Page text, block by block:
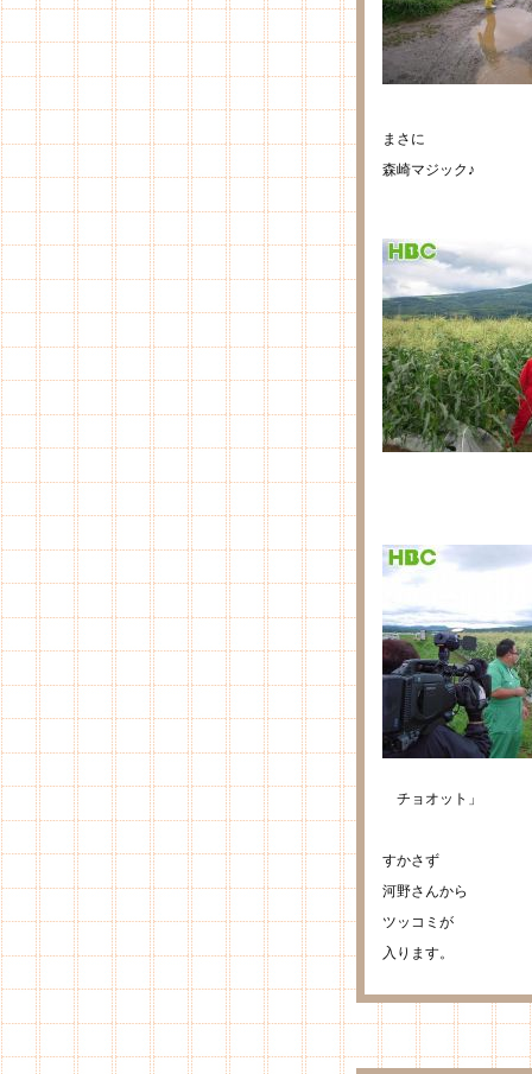
まさに
森崎マジック♪
チョオット」
すかさず
河野さんから
ツッコミが
入ります。